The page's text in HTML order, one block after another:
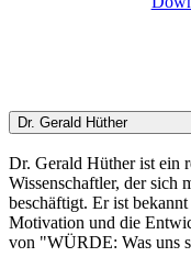
Dr. Gerald Hüther
Dr. Gerald Hüther ist ein
Wissenschaftler, der sich
beschäftigt. Er ist
Motivation und die
von "WÜRDE: Was uns